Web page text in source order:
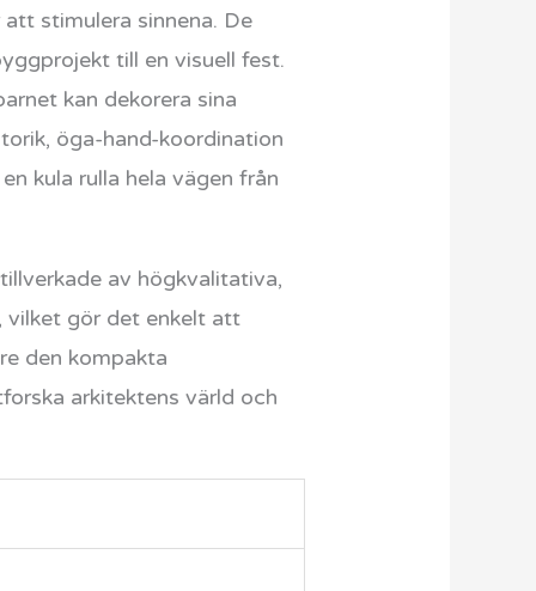
stimulera sinnena. De
till en visuell fest.
kan dekorera sina
öga-hand-koordination
kula rulla hela vägen från
av högkvalitativa,
vilket gör det enkelt att
den kompakta
arkitektens värld och